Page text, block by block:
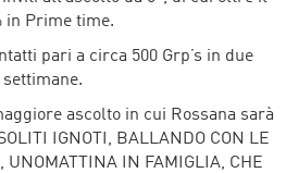
in Prime time.
pari a circa 500 Grp’s in due
settimane.
ascolto in cui Rossana sarà
IGNOTI, BALLANDO CON LE
UNOMATTINA IN FAMIGLIA, CHE